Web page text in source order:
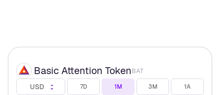
Basic Attention TokenBAT
USD 7D 1M 3M 1A